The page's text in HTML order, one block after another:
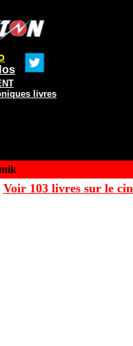
livres
Voir 103 livres sur le